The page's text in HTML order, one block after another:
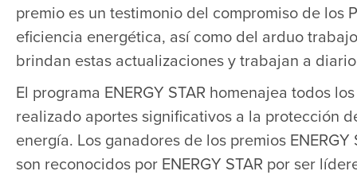
premio es un testimonio del compromiso de los
eficiencia energética, así como del arduo
brindan estas actualizaciones y trabajan a
El programa ENERGY STAR homenajea todos
realizado aportes significativos a la protección
energía. Los ganadores de los premios
son reconocidos por ENERGY STAR por ser